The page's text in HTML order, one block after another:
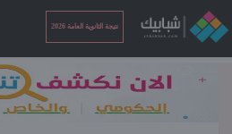
نتيجة الثانوية العامة 2026
الرئيسية